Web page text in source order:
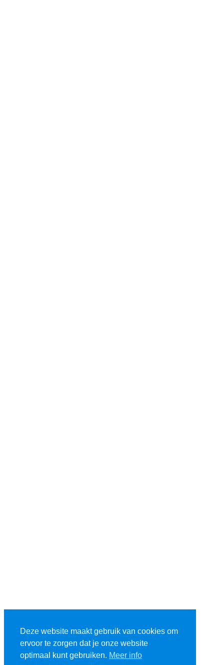
Deze website maakt gebruik van cookies om
ervoor te zorgen dat je onze website
optimaal kunt gebruiken. Meer info